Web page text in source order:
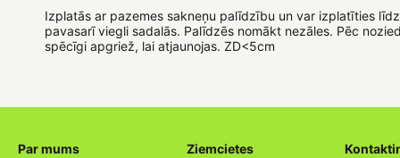
Izplatās ar pazemes sakneņu palīdzību un var izplatīties
pavasarī viegli sadalās. Palīdzēs nomākt nezāles. Pēc
spēcīgi apgriež, lai atjaunojas. ZD<5cm
Par mums Ziemcietes